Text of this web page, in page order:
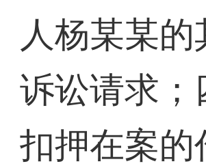
人杨某某的
诉讼请求；
扣押在案的